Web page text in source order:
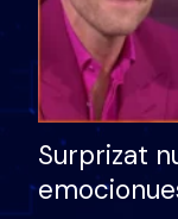
Surprizat